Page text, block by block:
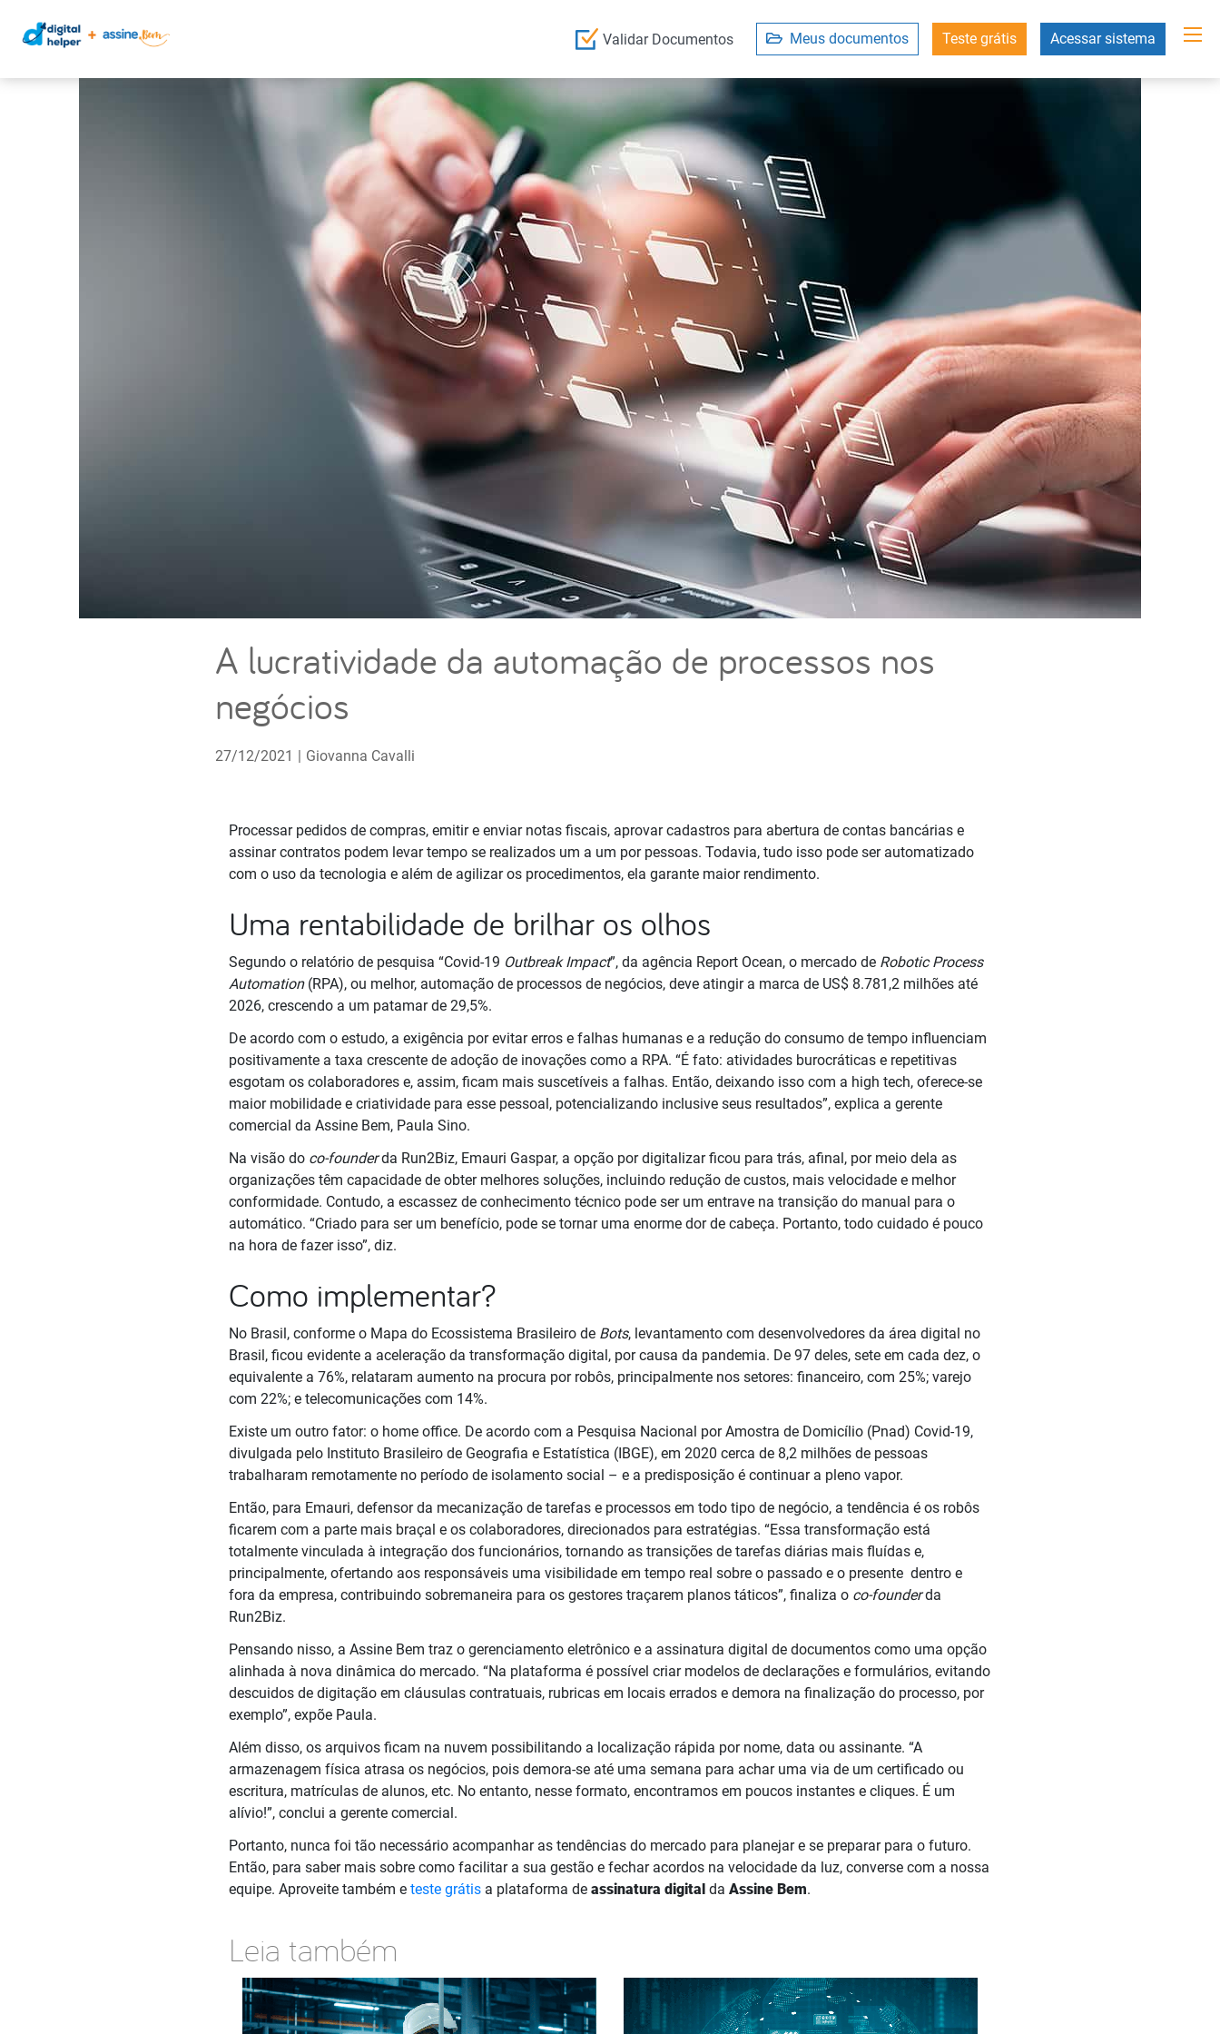
Acessar sistema
Teste grátis
Meus documentos
Validar Documentos
A lucratividade da automação de processos nos
negócios
27/12/2021 | Giovanna Cavalli
Processar pedidos de compras, emitir e enviar notas fiscais, aprovar cadastros para abertura de contas bancárias e
assinar contratos podem levar tempo se realizados um a um por pessoas. Todavia, tudo isso pode ser automatizado
com o uso da tecnologia e além de agilizar os procedimentos, ela garante maior rendimento.
Uma rentabilidade de brilhar os olhos
Segundo o relatório de pesquisa “Covid-19 Outbreak Impact”, da agência Report Ocean, o mercado de Robotic Process
Automation (RPA), ou melhor, automação de processos de negócios, deve atingir a marca de US$ 8.781,2 milhões até
2026, crescendo a um patamar de 29,5%.
De acordo com o estudo, a exigência por evitar erros e falhas humanas e a redução do consumo de tempo influenciam
positivamente a taxa crescente de adoção de inovações como a RPA. “É fato: atividades burocráticas e repetitivas
esgotam os colaboradores e, assim, ficam mais suscetíveis a falhas. Então, deixando isso com a high tech, oferece-se
maior mobilidade e criatividade para esse pessoal, potencializando inclusive seus resultados”, explica a gerente
comercial da Assine Bem, Paula Sino.
Na visão do co-founderda Run2Biz, Emauri Gaspar, a opção por digitalizar ficou para trás, afinal, por meio dela as
organizações têm capacidade de obter melhores soluções, incluindo redução de custos, mais velocidade e melhor
conformidade. Contudo, a escassez de conhecimento técnico pode ser um entrave na transição do manual para o
automático. “Criado para ser um benefício, pode se tornar uma enorme dor de cabeça. Portanto, todo cuidado é pouco
na hora de fazer isso”, diz.
Como implementar?
No Brasil, conforme o Mapa do Ecossistema Brasileiro de Bots, levantamento com desenvolvedores da área digital no
Brasil, ficou evidente a aceleração da transformação digital, por causa da pandemia. De 97 deles, sete em cada dez, o
equivalente a 76%, relataram aumento na procura por robôs, principalmente nos setores: financeiro, com 25%; varejo
com 22%; e telecomunicações com 14%.
Existe um outro fator: o home office. De acordo com a Pesquisa Nacional por Amostra de Domicílio (Pnad) Covid-19,
divulgada pelo Instituto Brasileiro de Geografia e Estatística (IBGE), em 2020 cerca de 8,2 milhões de pessoas
trabalharam remotamente no período de isolamento social – e a predisposição é continuar a pleno vapor.
Então, para Emauri, defensor da mecanização de tarefas e processos em todo tipo de negócio, a tendência é os robôs
ficarem com a parte mais braçal e os colaboradores, direcionados para estratégias. “Essa transformação está
totalmente vinculada à integração dos funcionários, tornando as transições de tarefas diárias mais fluídas e,
principalmente, ofertando aos responsáveis uma visibilidade em tempo real sobre o passado e o presente dentro e
fora da empresa, contribuindo sobremaneira para os gestores traçarem planos táticos”, finaliza o co-founderda
Run2Biz.
Pensando nisso, a Assine Bem traz o gerenciamento eletrônico e a assinatura digital de documentos como uma opção
alinhada à nova dinâmica do mercado. “Na plataforma é possível criar modelos de declarações e formulários, evitando
descuidos de digitação em cláusulas contratuais, rubricas em locais errados e demora na finalização do processo, por
exemplo”, expõe Paula.
Além disso, os arquivos ficam na nuvem possibilitando a localização rápida por nome, data ou assinante. “A
armazenagem física atrasa os negócios, pois demora-se até uma semana para achar uma via de um certificado ou
escritura, matrículas de alunos, etc. No entanto, nesse formato, encontramos em poucos instantes e cliques. É um
alívio!”, conclui a gerente comercial.
Portanto, nunca foi tão necessário acompanhar as tendências do mercado para planejar e se preparar para o futuro.
Então, para saber mais sobre como facilitar a sua gestão e fechar acordos na velocidade da luz, converse com a nossa
equipe. Aproveite também e teste grátis a plataforma de assinatura digital da Assine Bem.
Leia também